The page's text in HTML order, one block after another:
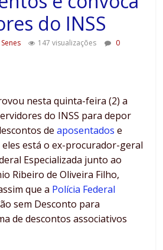
do INSS
147 visualizações
0
nesta quinta-feira (2) a
do INSS para depor
deaposentados e
está o ex-procurador-geral
Especializada junto ao
Ribeiro de Oliveira Filho,
que a Polícia Federal
sem Desconto para
de descontos associativos